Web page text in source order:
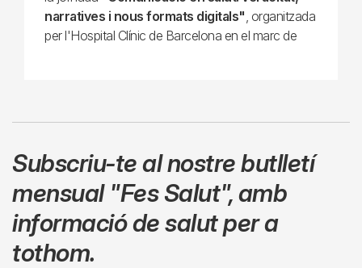
narratives i nous formats digitals" , organitzada
per l'Hospital Clínic de Barcelona en el marc de
Subscriu-te al nostre butlletí
mensual "Fes Salut",amb
informació de salut per a
tothom.